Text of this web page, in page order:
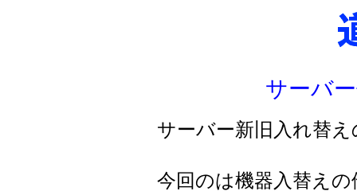
サーバ
サーバー新旧入れ替
今回のは機器入替え